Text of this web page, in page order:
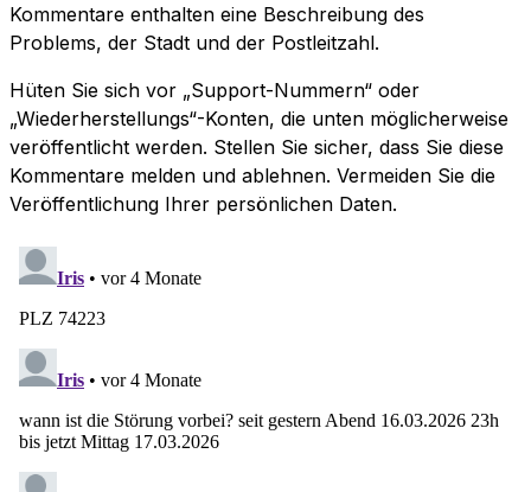
Kommentare enthalten eine Beschreibung des
Problems, der Stadt und der Postleitzahl.
Hüten Sie sich vor „Support-Nummern“ oder
„Wiederherstellungs“-Konten, die unten möglicherweise
veröffentlicht werden. Stellen Sie sicher, dass Sie diese
Kommentare melden und ablehnen. Vermeiden Sie die
Veröffentlichung Ihrer persönlichen Daten.